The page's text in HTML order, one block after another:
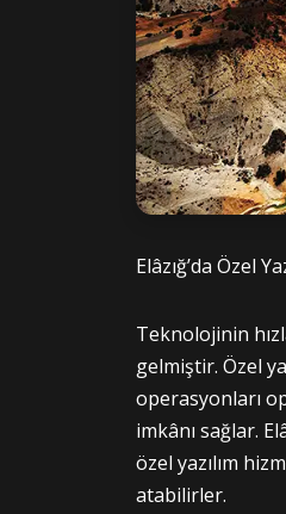
Elâzığ’da Özel
Teknolojinin
gelmiştir. Özel
operasyonları
imkânı sağlar.
özel yazılım
atabilirler.